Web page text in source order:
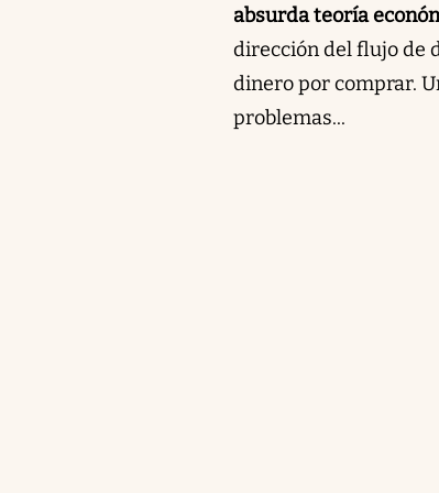
absurda teoría
dirección del flujo de
dinero por comprar.
problemas...